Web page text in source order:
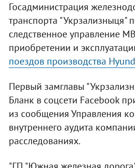
Госадминистрация
транспорта "Укрзализныця"
следственное управление
приобретении и
поездов производства
Первый замглавы
Бланк в соцсети Facebook
из сообщения Управления
внутреннего аудита
расследованиях.